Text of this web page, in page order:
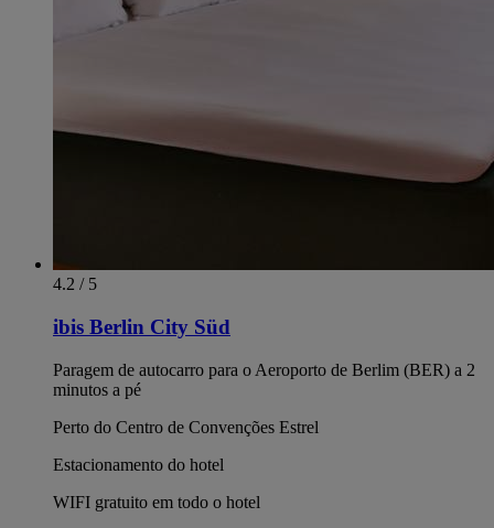
4.2 / 5
ibis Berlin City Süd
Paragem de autocarro para o Aeroporto de Berlim (BER) a 2
minutos a pé
Perto do Centro de Convenções Estrel
Estacionamento do hotel
WIFI gratuito em todo o hotel